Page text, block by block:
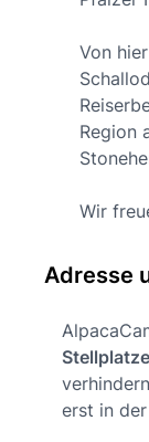
Von
Region
Wir
Adresse
erst in